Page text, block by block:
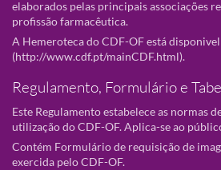
elaborados pelas principais associações
profissão farmacêutica.
A Hemeroteca do CDF-OF está
(http://www.cdf.pt/mainCDF.html).
Regulamento, Formulário e
Este Regulamento estabelece as normas
utilização do CDF-OF. Aplica-se ao
Contém Formulário de requisição de
exercida pelo CDF-OF.